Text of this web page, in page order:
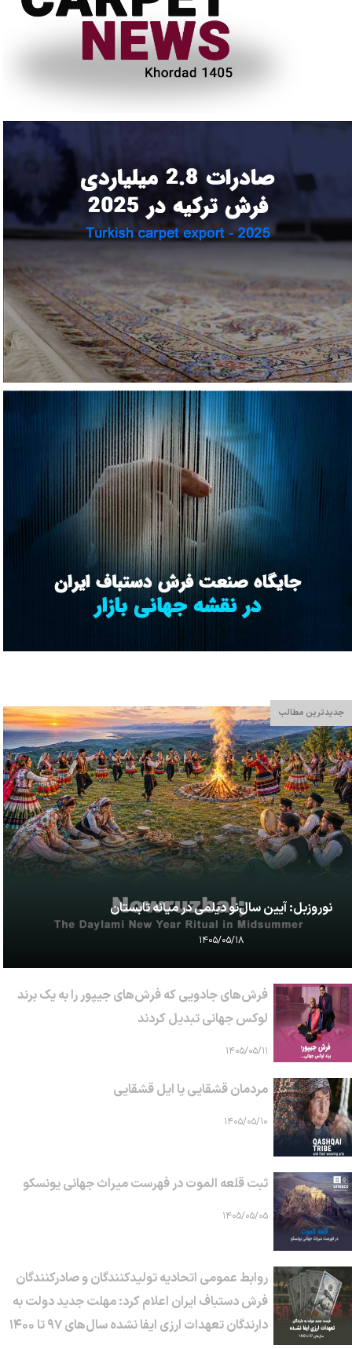
جدیدترین مطالب
نوروزبل: آیین سال‌نو دیلمی در میانه تابستان
۱۴۰۵/۰۵/۱۸
فرش‌های جادویی که فرش‌های جیپور را به یک برند
لوکس جهانی تبدیل کردند
۱۴۰۵/۰۵/۱۱
مردمان قشقایی یا ایل قشقایی
۱۴۰۵/۰۵/۱۰
ثبت قلعه الموت در فهرست میراث جهانی یونسکو
۱۴۰۵/۰۵/۰۵
روابط عمومی اتحادیه تولیدکنندگان و صادرکنندگان
فرش دستباف ایران اعلام کرد: مهلت جدید دولت به
دارندگان تعهدات ارزی ایفا نشده سال‌های ۹۷ تا ۱۴۰۰